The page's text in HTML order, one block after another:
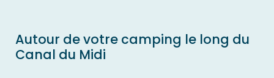
Autour de votre camping le long du
Canal du Midi